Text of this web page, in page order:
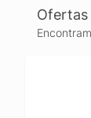
Ofertas